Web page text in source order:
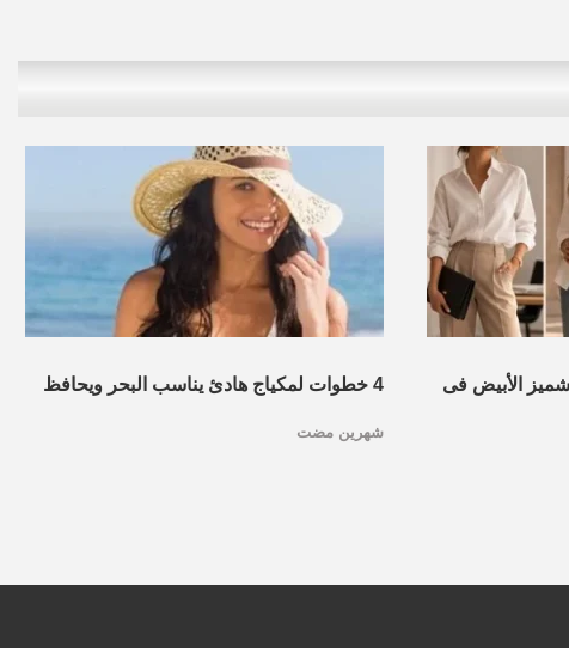
الأبيض فى 4 خطوات لمكياج هادئ يناسب البحر ويحافظ
شهرين مضت